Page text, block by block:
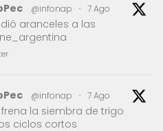
@infonap · 7 Ago
aranceles a las
@infonap · 7 Ago
la siembra de trigo
ciclos cortos